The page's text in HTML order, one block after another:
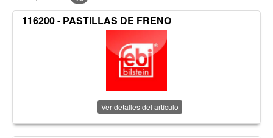
116200 - PASTILLAS DE FRENO
Ver detalles del artículo